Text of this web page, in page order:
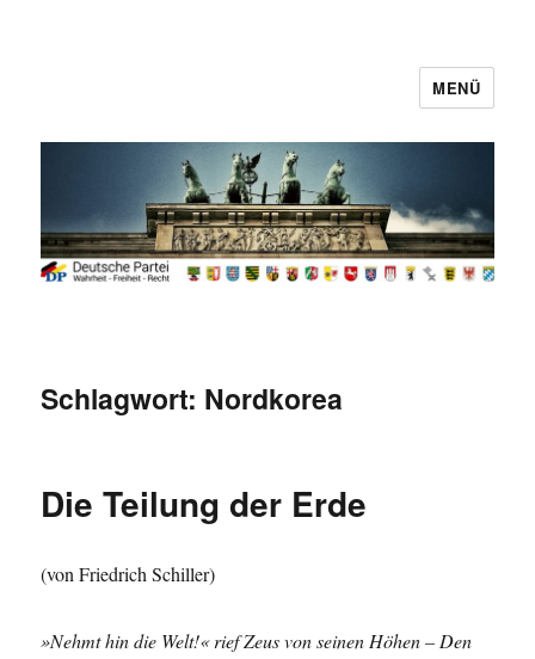
MENÜ
Schlagwort: Nordkorea
Die Teilung der Erde
(von Friedrich Schiller)
»Nehmt hin die Welt!« rief Zeus von seinen Höhen – Den